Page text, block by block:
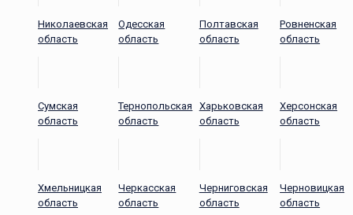
Николаевская
область
Одесская
область
Полтавская
область
Ровненская
область
Сумская
область
Тернопольская
область
Харьковская
область
Херсонская
область
Хмельницкая
область
Черкасская
область
Черниговская
область
Черновицкая
область